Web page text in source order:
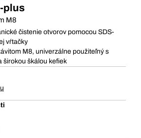
plus
M8
čistenie otvorov pomocou SDS-
vŕtačky
M8, univerzálne použiteľný s
širokou škálou kefiek